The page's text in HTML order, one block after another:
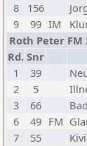
8
156
9
99 IM
Roth Peter FM
Rd. Snr
1
39
2
5
3
66
6
49 FM
7
55